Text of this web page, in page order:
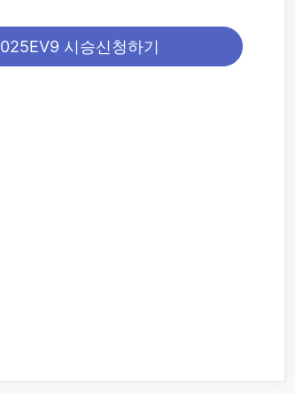
시승신청하기